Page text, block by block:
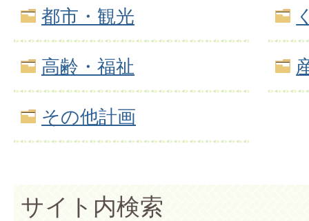
都市・観光
高齢・福祉
その他計画
サイト内検索